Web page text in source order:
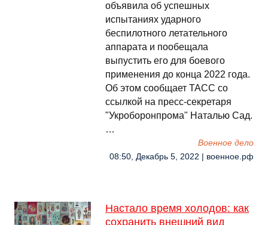
объявила об успешных
испытаниях ударного
беспилотного летательного
аппарата и пообещала
выпустить его для боевого
применения до конца 2022 года.
Об этом сообщает ТАСС со
ссылкой на пресс-секретаря
"Укроборонпрома" Наталью Сад.
…
Военное дело
08:50, Декабрь 5, 2022 | военное.рф
Настало время холодов: как
сохранить внешний вид